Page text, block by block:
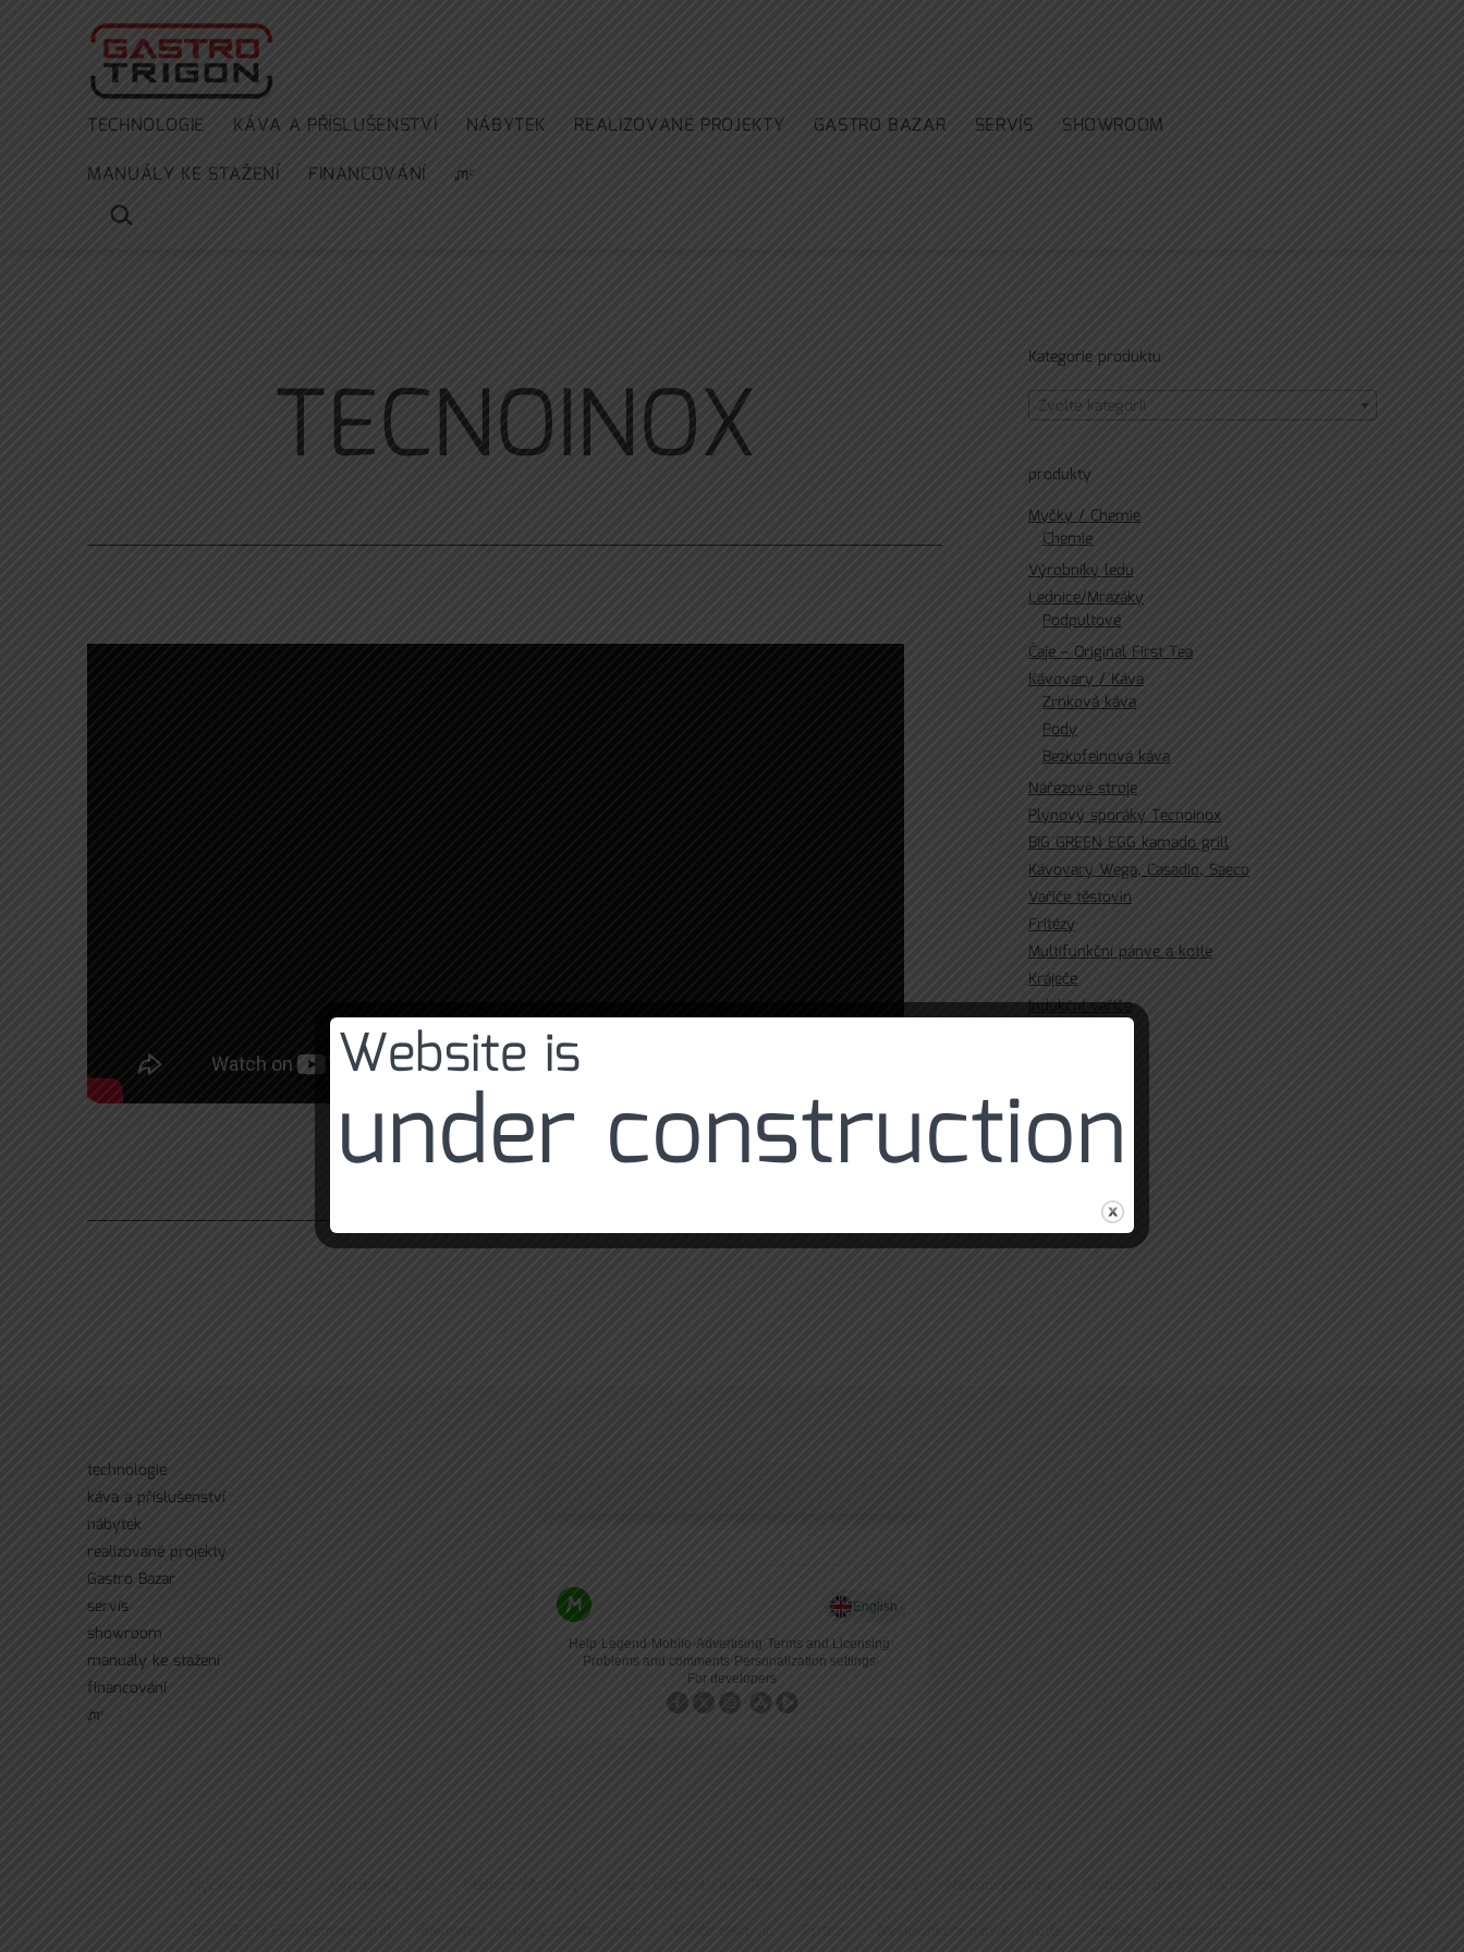
TECHNOLOGIE KÁVA A PŘÍSLUŠENSTVÍ NÁBYTEK REALIZOVANÉ PROJEKTY GASTRO BAZAR SERVÍS
SHOWROOM
MANUÁLY KE STAŽENÍ
FINANCOVÁNÍ ᘻᵉ
HLEDAT
TECNOINOX Kategorie produktu
Zvolte kategorii
produkty
Myčky / Chemie
Chemie
Výrobníky ledu
Lednice/Mrazáky
Podpultové
Čaje – Original First Tea
Kávovary / Káva
Zrnková káva
Pody
Bezkofeinová káva
Nářezové stroje
Plynový sporáky Tecnoinox
BIG GREEN EGG kamado grill
Kávovary Wega, Casadio, Saeco
Vařiče těstovin
Fritézy
Multifunkční pánve a kotle
Kráječe
Indukční vařiče
technologie
káva a příslušenství
nábytek
realizované projekty
Gastro Bazar
servís
showroom
manuály ke stažení
financování
ᘻᵉ
Website is
under construction